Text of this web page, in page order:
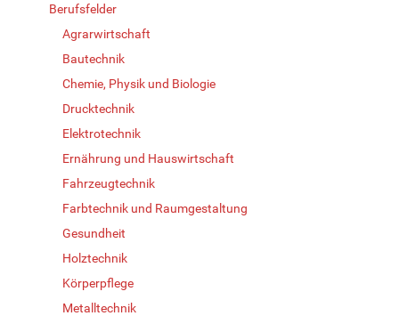
Berufsfelder
Agrarwirtschaft
Bautechnik
Chemie, Physik und Biologie
Drucktechnik
Elektrotechnik
Ernährung und Hauswirtschaft
Fahrzeugtechnik
Farbtechnik und Raumgestaltung
Gesundheit
Holztechnik
Körperpflege
Metalltechnik